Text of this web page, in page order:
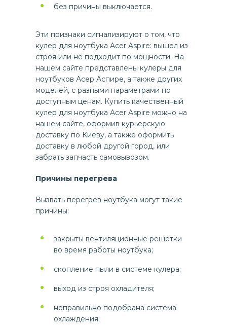
без причины выключается.
Эти признаки сигнализируют о том, что
кулер для ноутбука Acer Aspire: вышел из
строя или не подходит по мощности. На
нашем сайте представлены кулеры для
ноутбуков Асер Аспире, а также других
моделей, с разными параметрами по
доступным ценам. Купить качественный
кулер для ноутбука Acer Aspire можно на
нашем сайте, оформив курьерскую
доставку по Киеву, а также оформить
доставку в любой другой город, или
забрать запчасть самовывозом.
Причины перегрева
Вызвать перегрев ноутбука могут такие
причины:
закрыты вентиляционные решетки
во время работы ноутбука;
скопление пыли в системе кулера;
выход из строя охладителя;
неправильно подобрана система
охлаждения;